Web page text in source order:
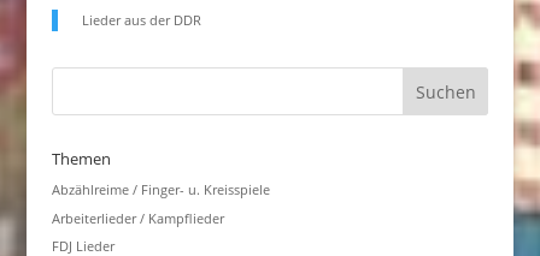
Lieder aus der DDR
Themen
Abzählreime / Finger- u. Kreisspiele
Arbeiterlieder / Kampflieder
FDJ Lieder